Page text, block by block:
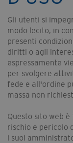
Gli utenti si
modo lecito, in
presenti
diritti o agli
espressamente
per svolgere
fede e all'ordine
massa non
Questo sito web
rischio e pericolo
i suoi